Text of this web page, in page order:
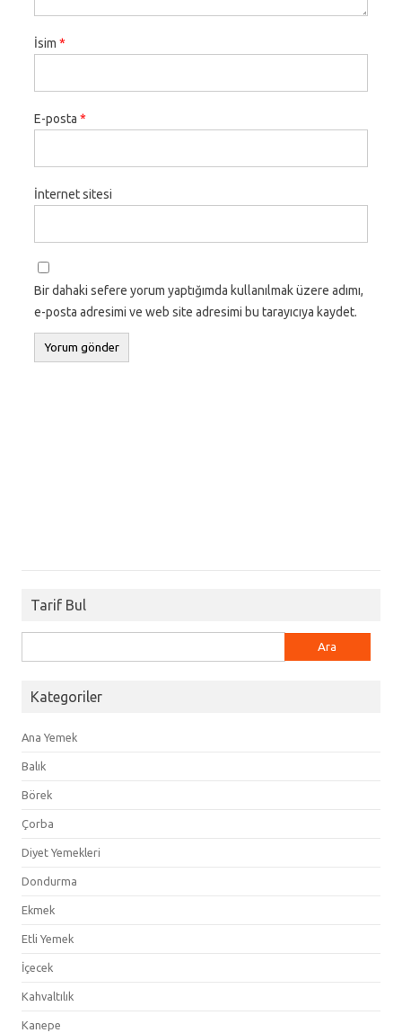
İsim *
E-posta *
İnternet sitesi
Bir dahaki sefere yorum yaptığımda kullanılmak üzere adımı,
e-posta adresimi ve web site adresimi bu tarayıcıya kaydet.
Tarif Bul
Kategoriler
Ana Yemek
Balık
Börek
Çorba
Diyet Yemekleri
Dondurma
Ekmek
Etli Yemek
İçecek
Kahvaltılık
Kanepe